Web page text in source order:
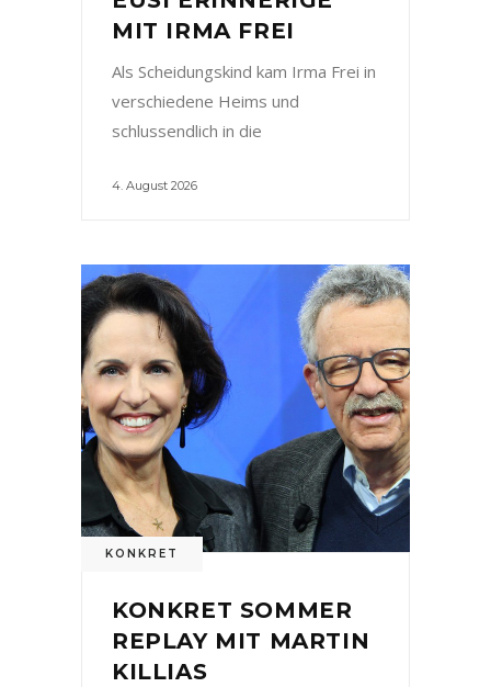
MIT IRMA FREI
Als Scheidungskind kam Irma Frei in
verschiedene Heims und
schlussendlich in die
4. August 2026
KONKRET
KONKRET SOMMER
REPLAY MIT MARTIN
KILLIAS